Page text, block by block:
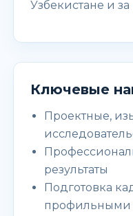
Узбекистане и
Ключевые
Проектные,
результаты
Подготовка
профильными